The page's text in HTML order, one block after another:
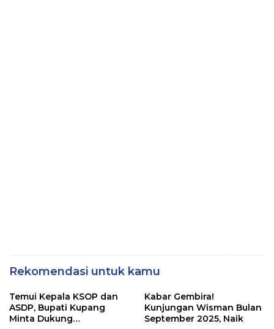
Rekomendasi untuk kamu
Temui Kepala KSOP dan
ASDP, Bupati Kupang
Minta Dukung
Kabar Gembira!
Kunjungan Wisman Bulan
September 2025, Naik